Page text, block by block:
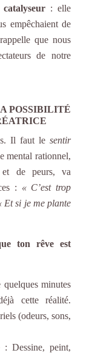
: elle
empêchaient de
que nous
de notre
POSSIBILITÉ
Il faut lesentir
mental rationnel,
de peurs, va
: « C’est trop
Et si je me plante
ton rêve est
minutes
cette réalité.
(odeurs, sons,
: Dessine, peint,